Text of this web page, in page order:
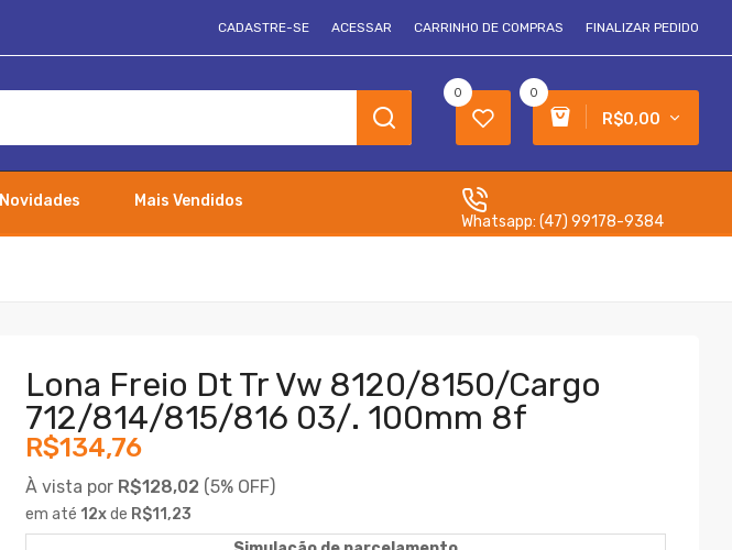
CADASTRE-SE ACESSAR CARRINHO DE COMPRAS FINALIZAR PEDIDO
0
R$0,00
0
Novidades
Mais Vendidos
Whatsapp: (47) 99178-9384
Lona Freio Dt Tr Vw 8120/8150/cargo
712/814/815/816 03/. 100mm 8f
R$134,76
À vista por R$128,02 (5% OFF)
em até 12xde R$11,23